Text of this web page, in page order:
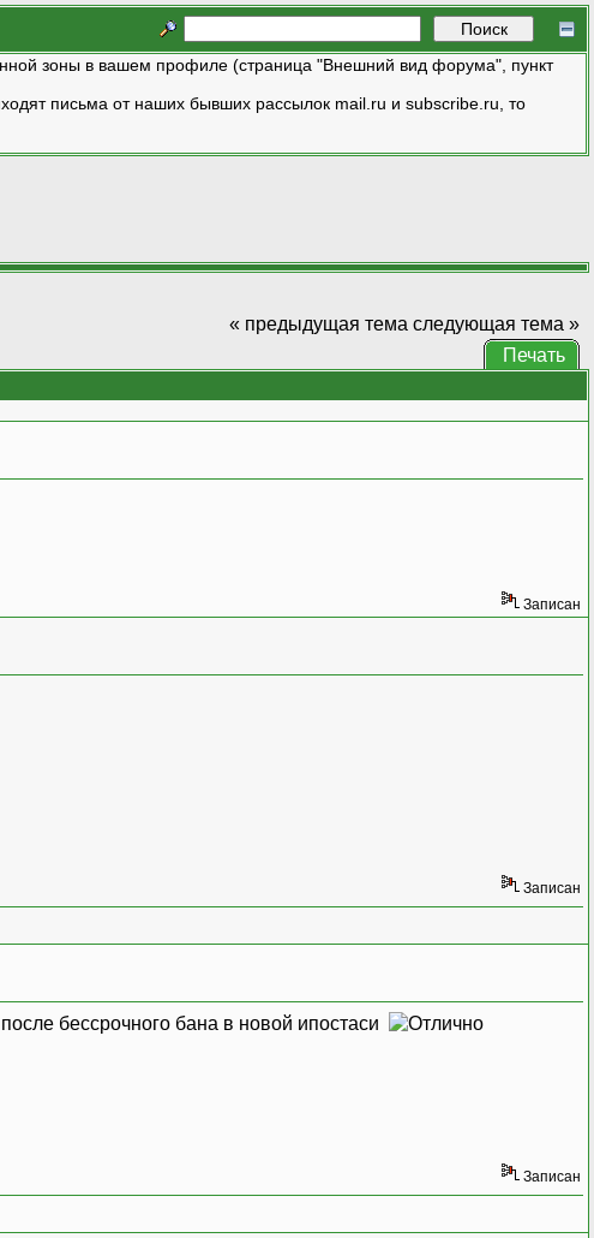
зоны в вашем профиле (страница "Внешний вид форума", пункт
письма от наших бывших рассылок mail.ru и subscribe.ru, то
« предыдущая тема следующая тема »
Печать
Записан
Записан
бессрочного бана в новой ипостаси
Записан